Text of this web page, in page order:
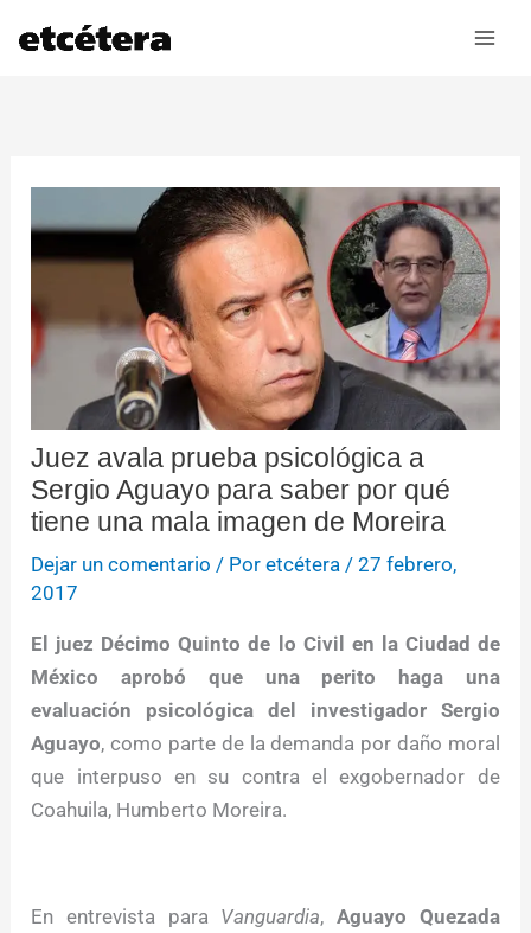
Juez avala prueba psicológica a
Sergio Aguayo para saber por qué
tiene una mala imagen de Moreira
Dejar un comentario / Poretcétera /27 febrero,
2017
El juez Décimo Quinto de lo Civil en la Ciudad de
México aprobó que una perito haga una
evaluación psicológica del investigador Sergio
Aguayo, como parte de la demanda por daño moral
que interpuso en su contra el exgobernador de
Coahuila, Humberto Moreira.
En entrevista para Vanguardia,Aguayo Quezada